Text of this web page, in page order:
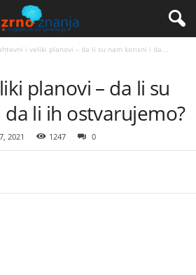
i veliki planovi – da li su nam korisni i da...
planovi – da li su
li ih ostvarujemo?
2021 1247 0